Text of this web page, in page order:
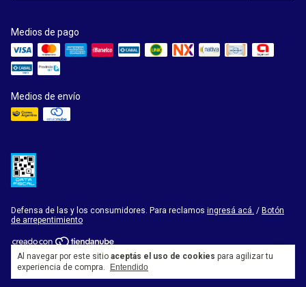
Al navegar por este sitio aceptás el uso de cookies para agilizar tu
experiencia de compra.
Entendido
Medios de pago
Medios de envío
Defensa de las y los consumidores. Para reclamos ingresá acá. / Botón
de arrepentimiento
Copyright Librería Homero Manzi - 2026. Todos los derechos reservados.